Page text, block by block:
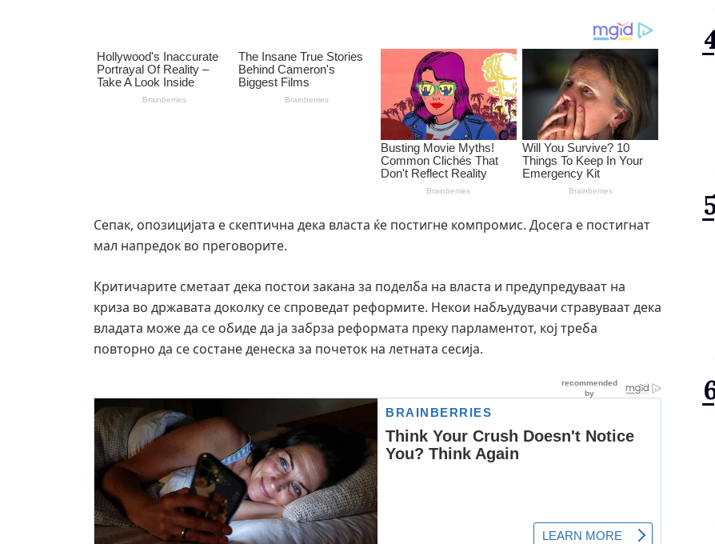
Сепак, опозицијата е скептична дека власта ќе постигне компромис. Досега е постигнат
мал напредок во преговорите.
Критичарите сметаат дека постои закана за поделба на власта и предупредуваат на
криза во државата доколку се спроведат реформите. Некои набљудувачи стравуваат дека
владата може да се обиде да ја забрза реформата преку парламентот, кој треба
повторно да се состане денеска за почеток на летната сесија.